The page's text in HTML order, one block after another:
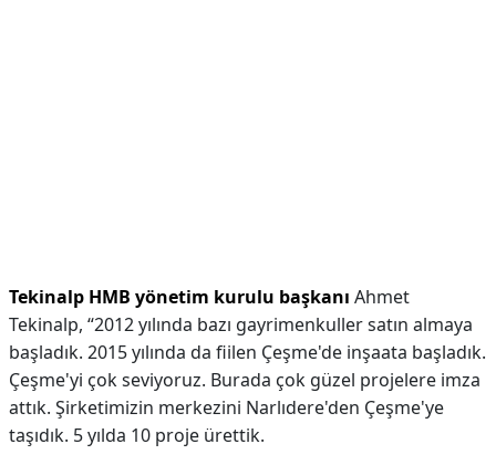
Tekinalp HMB yönetim kurulu başkanı Ahmet
Tekinalp, “2012 yılında bazı gayrimenkuller satın almaya
başladık. 2015 yılında da fiilen Çeşme'de inşaata başladık.
Çeşme'yi çok seviyoruz. Burada çok güzel projelere imza
attık. Şirketimizin merkezini Narlıdere'den Çeşme'ye
taşıdık. 5 yılda 10 proje ürettik.